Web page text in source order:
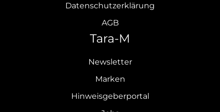
Datenschutzerklärung
AGB
Tara-M
Newsletter
Marken
Hinweisgeberportal